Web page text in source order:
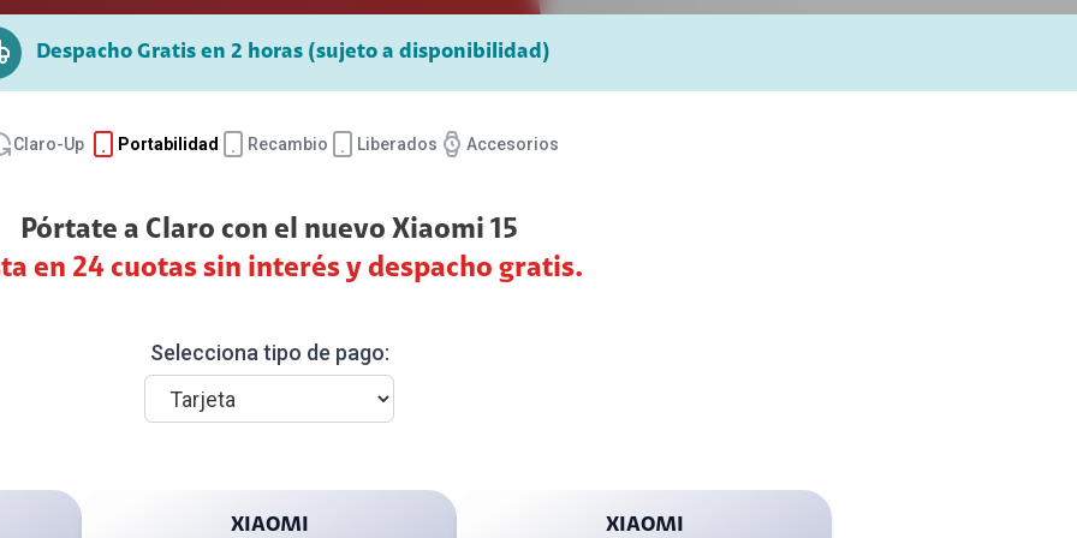
Motorola
Protege Tu Equipo
Entretenimiento
Claro TV +
Google Play
Despacho Gratis en 2 horas (sujeto a disponibilidad)
Claro-Up Portabilidad Recambio Liberados Accesorios
Pórtate a Claro con el nuevo Xiaomi 15
en 24 cuotas sin interés y despacho gratis.
Selecciona tipo de pago:
XIAOMI XIAOMI